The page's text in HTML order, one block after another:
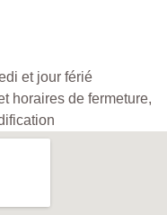
et jour férié
horaires de fermeture,